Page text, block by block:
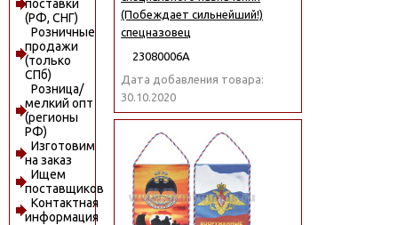
поставки
(РФ, СНГ)
Розничные
продажи
(только
СПб)
Розница/
мелкий опт
(регионы
РФ)
Изготовим
на заказ
Ищем
поставщиков
Контактная
информация
(Побеждает сильнейший!)
спецназовец
23080006А
Дата добавления товара:
30.10.2020